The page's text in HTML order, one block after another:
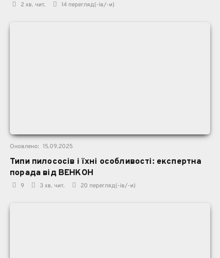
2 хв. чит. 14 перегляд(-ів/-и)
Оновлено: 15.09.2025
Типи пилососів і їхні особливості: експертна
порада від ВЕНКОН
9 3 хв. чит. 20 перегляд(-ів/-и)